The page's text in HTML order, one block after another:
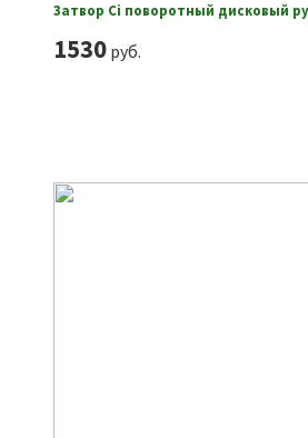
Затвор Ci поворотный дисковый
1530руб.